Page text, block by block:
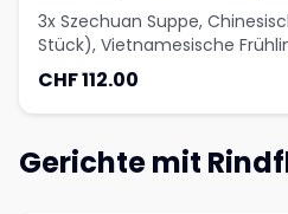
3x Szechuan Suppe,
Stück), Vietnamesische
gebackene Wan-Tan (3
gegrillte Ente und Crevetten
CHF 112.00
Gerichte mit